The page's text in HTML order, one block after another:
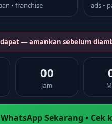
• franchise ads •
dapat — amankan sebelum
00
Jam
WhatsApp Sekarang • Cek